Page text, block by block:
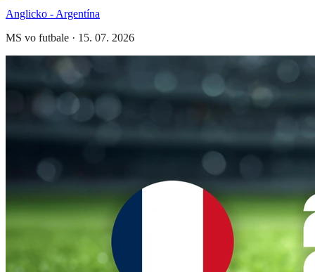
Anglicko - Argentína
MS vo futbale · 15. 07. 2026